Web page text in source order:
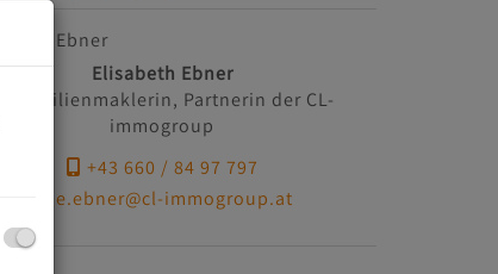
Elisabeth Ebner
Immobilienmaklerin, Partnerin der CL-
immogroup
+43 660 / 84 97 797
e.ebner@cl-immogroup.at